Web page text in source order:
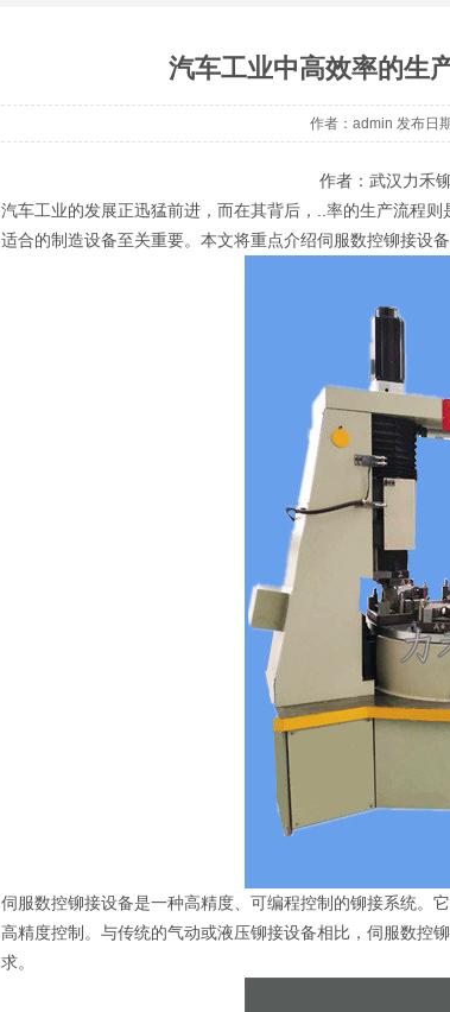
汽车工业中高效率的生
作者：admin 发布日
作者：武汉力禾
汽车工业的发展正迅猛前进，而在其背后，..率的生产流程
适合的制造设备至关重要。本文将重点介绍伺服数控铆接设
伺服数控铆接设备是一种高精度、可编程控制的铆接系统。
高精度控制。与传统的气动或液压铆接设备相比，伺服数控
求。